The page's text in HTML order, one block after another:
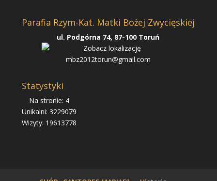
Parafia Rzym-Kat. Matki Bożej Zwycięskiej
ul. Podgórna 74, 87-100 Toruń
mbz2012torun@gmail.com
Statystyki
Na stronie: 4
Unikalni: 3229079
Wizyty: 19613778